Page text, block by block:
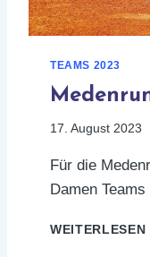
I
TEAMS 2023
17. August 2023
Für die
Damen
WEITERLESENM